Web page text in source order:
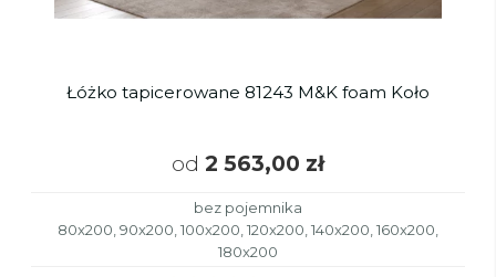
Łóżko tapicerowane 81243 M&K foam Koło
od 2 563,00 zł
bez pojemnika
80x200, 90x200, 100x200, 120x200, 140x200, 160x200,
180x200